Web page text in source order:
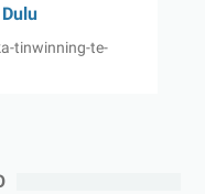
tinwinning-te-